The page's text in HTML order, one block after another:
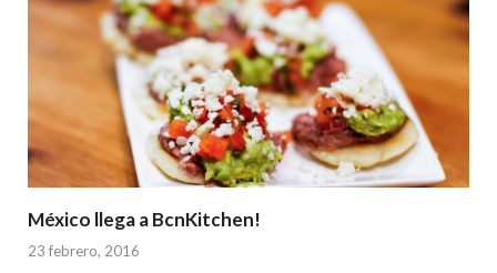
México llega a BcnKitchen!
23 febrero, 2016